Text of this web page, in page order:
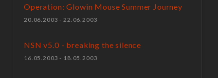
Operation: Glowin Mouse Summer Journey
20.06.2003 - 22.06.2003
NSN v5.0 - breaking the silence
16.05.2003 - 18.05.2003